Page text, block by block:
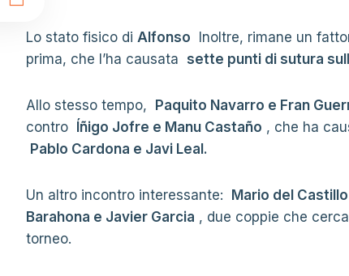
Lo stato fisico di Alfonso Inoltre, rimane un
prima, che l’ha causata sette punti di sutura
Allo stesso tempo, Paquito Navarro e Fran
contro
Íñigo Jofre e Manu Castaño , che ha
Pablo Cardona e Javi Leal.
Un altro incontro interessante: Mario del
Barahona e Javier Garcia , due coppie che
torneo.